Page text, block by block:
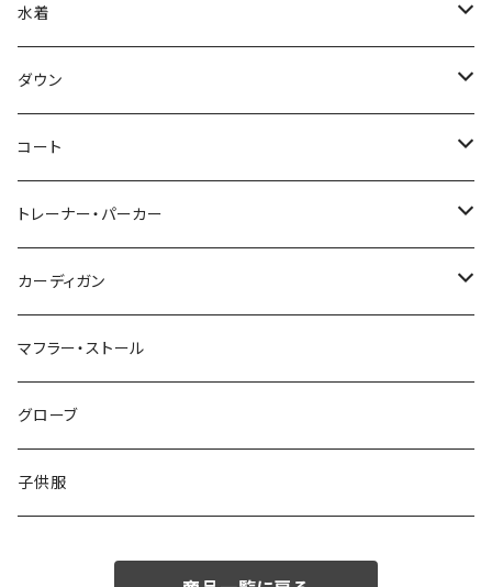
水着
～44/S
46/M
48/L
50/XL～
ダウン
～44/S
46/M
48/L
50/XL～
コート
～44/S
46/M
48/L
50/XL～
トレーナー・パーカー
～44/S
46/M
48/L
50/XL～
カーディガン
～44/S
46/M
48/L
マフラー・ストール
グローブ
子供服